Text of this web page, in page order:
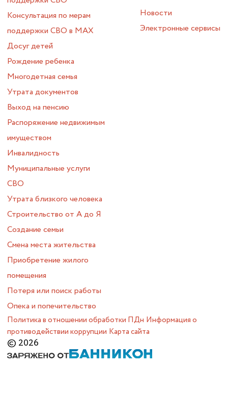
Консультация по мерам
поддержки СВО в МАХ
Досуг детей
Рождение ребенка
Многодетная семья
Утрата документов
Выход на пенсию
Распоряжение недвижимым
имуществом
Инвалидность
Муниципальные услуги
СВО
Утрата близкого человека
Строительство от А до Я
Создание семьи
Смена места жительства
Приобретение жилого
помещения
Потеря или поиск работы
Опека и попечительство
Новости
Электронные сервисы
Политика в отношении обработки ПДн Информация о
противодействии коррупции Карта сайта
© 2026